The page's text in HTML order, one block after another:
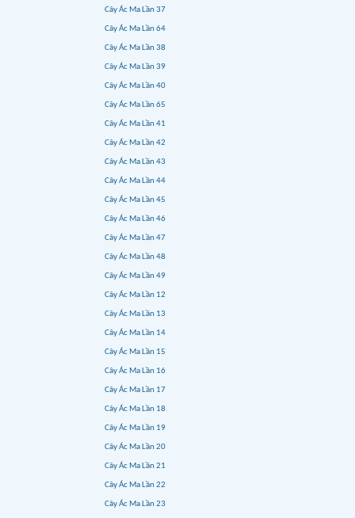
Cây Ác Ma Lần 37
Cây Ác Ma Lần 64
Cây Ác Ma Lần 38
Cây Ác Ma Lần 39
Cây Ác Ma Lần 40
Cây Ác Ma Lần 65
Cây Ác Ma Lần 41
Cây Ác Ma Lần 42
Cây Ác Ma Lần 43
Cây Ác Ma Lần 44
Cây Ác Ma Lần 45
Cây Ác Ma Lần 46
Cây Ác Ma Lần 47
Cây Ác Ma Lần 48
Cây Ác Ma Lần 49
Cây Ác Ma Lần 12
Cây Ác Ma Lần 13
Cây Ác Ma Lần 14
Cây Ác Ma Lần 15
Cây Ác Ma Lần 16
Cây Ác Ma Lần 17
Cây Ác Ma Lần 18
Cây Ác Ma Lần 19
Cây Ác Ma Lần 20
Cây Ác Ma Lần 21
Cây Ác Ma Lần 22
Cây Ác Ma Lần 23